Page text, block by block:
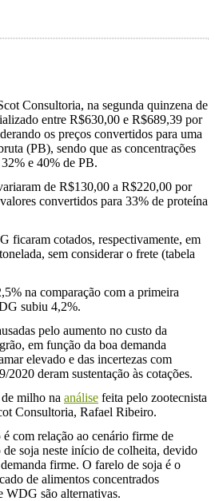
Consultoria, na segunda quinzena de
entre R$630,00 e R$689,39 por
os preços convertidos para uma
(PB), sendo que as concentrações
e 40% de PB.
de R$130,00 a R$220,00 por
convertidos para 33% de proteína
ficaram cotados, respectivamente, em
sem considerar o frete (tabela
na comparação com a primeira
subiu 4,2%.
pelo aumento no custo da
em função da boa demanda
elevado e das incertezas com
2020 deram sustentação às cotações.
milho na análise feita pelo zootecnista
Consultoria, Rafael Ribeiro.
com relação ao cenário firme de
soja neste início de colheita, devido
firme. O farelo de soja é o
de alimentos concentrados
WDG são alternativas.